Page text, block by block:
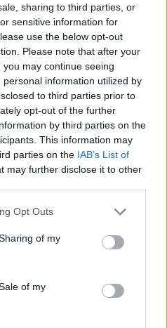
sharing to third parties, or
sensitive information for
use the below opt-out
Please note that after your
may continue seeing
information utilized by
to third parties prior to
opt-out of the further
by third parties on the
This information may
parties on the IAB’s List of
may further disclose it to other
Opt Outs
of my
of my
az egész éves
év elején számolják el
540 milliárd
gerincét
is érdemben nőtt,
hitelprogramoknak
a hitelportfólió minősége
egésze ez alapján jóval
az OTP külföldi
97 milliárd forint lett a
el az egy évvel korábbitól,
Az, hogy a nem